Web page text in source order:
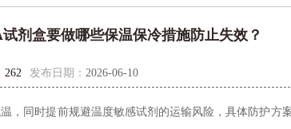
剂盒要做哪些保温保冷措施防止失效？
262 发布日期： 2026-06-10
，同时提前规避温度敏感试剂的运输风险‌，具体防护方